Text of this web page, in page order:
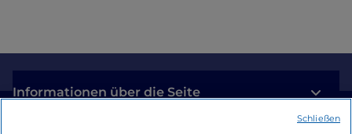
Informationen über die Seite
Schließen